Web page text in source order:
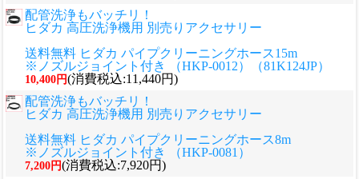
配管洗浄もバッチリ！
ヒダカ 高圧洗浄機用 別売りアクセサリー
送料無料 ヒダカ パイプクリーニングホース15m
※ノズルジョイント付き （HKP-0012）（81K124JP）
10,400円(消費税込:11,440円)
配管洗浄もバッチリ！
ヒダカ 高圧洗浄機用 別売りアクセサリー
送料無料 ヒダカ パイプクリーニングホース8m
※ノズルジョイント付き （HKP-0081）
7,200円(消費税込:7,920円)